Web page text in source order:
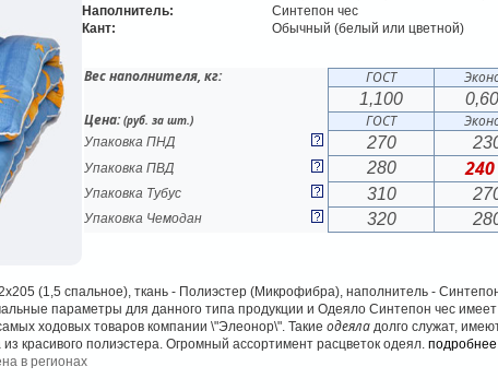
Наполнитель:
Синтепон чес
Кант:
Обычный (белый или цветной)
Вес наполнителя, кг: ГОСТ
1,100
Цена: (руб. за шт.) ГОСТ
Упаковка ПНД 270
Упаковка ПВД 280
Упаковка Тубус 310
Упаковка Чемодан 320
(1,5 спальное), ткань - Полиэстер (Микрофибра), наполнитель -
параметры для данного типа продукции и Одеяло Синтепон чес имеет
ходовых товаров компании \"Элеонор\". Такие одеяла долго служат,
красивого полиэстера. Огромный ассортимент расцветок одеял.
в регионах